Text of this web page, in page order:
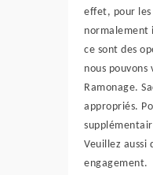
effet, pour
normalement
ce sont des
nous
Ramonage.
appropriés.
Veuillez aussi
engagement.